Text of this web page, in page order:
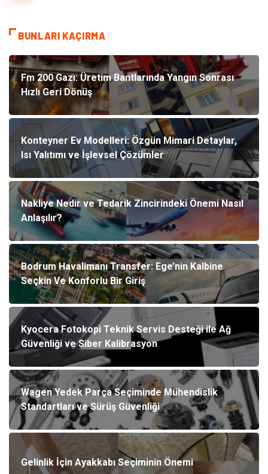
BUNLARI KAÇIRMA
Fm 200 Gazı: Üretim Bantlarında Yangın Sonrası
Hızlı Geri Dönüş
Konteyner Ev Modelleri: Özgün Mimari Detaylar,
Isı Yalıtımı ve İşlevsel Çözümler
Nakliye Nedir ve Tedarik Zincirindeki Önemi Nasıl
Anlaşılır?
Bodrum Havalimanı Transfer: Ege’nin Kalbine
Seçkin Ve Konforlu Bir Giriş
Kyocera Fotokopi Teknik Servis Desteği ile Ağ
Güvenliği ve Siber Kalibrasyon
Wagen Yedek Parça Seçiminde Mühendislik
Standartları ve Sürüş Güvenliği
Gelinlik İçin Ayakkabı Seçiminin Önemi